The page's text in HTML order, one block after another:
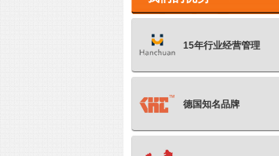
15年行业经营管理
德国知名品牌